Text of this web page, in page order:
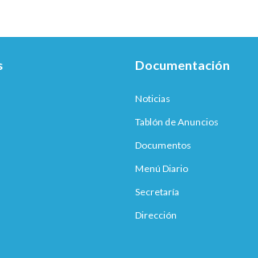
Documentación
Noticias
Tablón de Anuncios
Documentos
Menú Diario
Secretaría
Dirección